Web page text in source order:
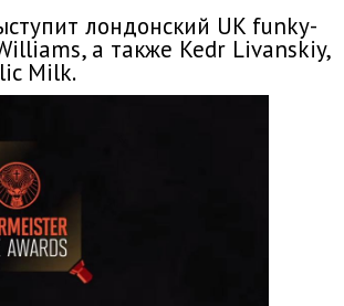
лондонский UK funky-
а также Kedr Livanskiy,
Milk.